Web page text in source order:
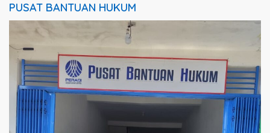
PUSAT BANTUAN HUKUM